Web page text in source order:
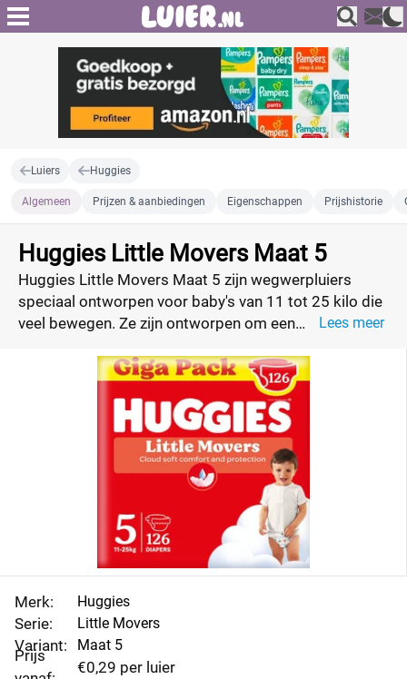
Luiers Huggies
Algemeen Prijzen & aanbiedingen Eigenschappen Prijshistorie
Huggies Little Movers Maat 5
Huggies Little Movers Maat 5 zijn wegwerpluiers
speciaal ontworpen voor baby's van 11 tot 25 kilo die
veel bewegen. Ze zijn ontworpen om een
tijdens de meest actieve spelmomenten. Vergelijk de
prijs per luier van Little Movers, vind de beste
aanbiedingen en profiteer.
Lees meer
Merk:
Serie:
Variant:
Prijs
Huggies
Little Movers
Maat 5
€0,29 per luier